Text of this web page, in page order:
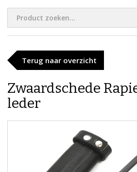
Terug naar overzicht
Zwaardschede
leder